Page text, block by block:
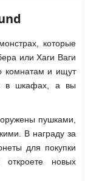
которые
или Хаги Ваги
комнатам и ищут
в шкафах, а вы
пушками,
В награду за
для покупки
новых